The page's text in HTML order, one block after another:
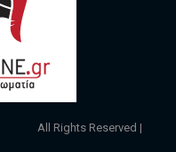
Reserved |